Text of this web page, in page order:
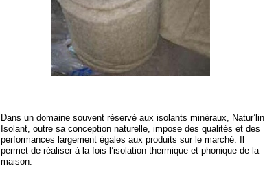
Dans un domaine souvent réservé aux isolants minéraux, Natur’lin
Isolant, outre sa conception naturelle, impose des qualités et des
performances largement égales aux produits sur le marché. Il
permet de réaliser à la fois l’isolation thermique et phonique de la
maison.